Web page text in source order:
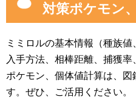
対策ポケモン
ミミロルの基本情報（種族値
入手方法、相棒距離、捕獲
ポケモン、個体値計算は、図
す。ぜひ、ご活用ください。